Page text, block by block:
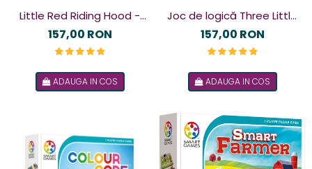
Little Red Riding Hood -
Scufita rosie - Joc de
logică
157,00 RON
ADAUGA IN COS
Joc de logică Three Little
Piggies - Deluxe
157,00 RON
ADAUGA IN COS